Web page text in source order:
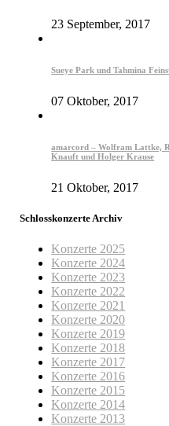
23 September, 2017
Sueye Park und Tahmina
07 Oktober, 2017
amarcord – Wolfram Lattke,
Knauft und Holger Krause
21 Oktober, 2017
Schlosskonzerte Archiv
Konzerte 2025
Konzerte 2024
Konzerte 2023
Konzerte 2022
Konzerte 2021
Konzerte 2020
Konzerte 2019
Konzerte 2018
Konzerte 2017
Konzerte 2016
Konzerte 2015
Konzerte 2014
Konzerte 2013